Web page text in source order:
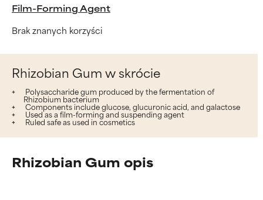
Film-Forming Agent
Brak znanych korzyści
Rhizobian Gum w skrócie
Polysaccharide gum produced by the fermentation of
Rhizobium bacterium
Components include glucose, glucuronic acid, and galactose
Used as a film-forming and suspending agent
Ruled safe as used in cosmetics
Rhizobian Gum opis